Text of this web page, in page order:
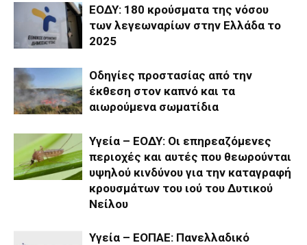
ΕΟΔΥ: 180 κρούσματα της νόσου
των λεγεωναρίων στην Ελλάδα το
2025
Οδηγίες προστασίας από την
έκθεση στον καπνό και τα
αιωρούμενα σωματίδια
Υγεία – ΕΟΔΥ: Οι επηρεαζόμενες
περιοχές και αυτές που θεωρούνται
υψηλού κινδύνου για την καταγραφή
κρουσμάτων του ιού του Δυτικού
Νείλου
Υγεία – ΕΟΠΑΕ: Πανελλαδικό